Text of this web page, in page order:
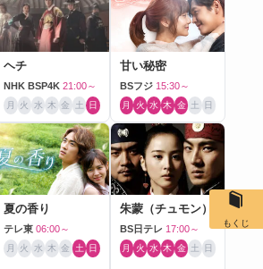
ヘチ
NHK BSP4K 21:00～
月 火 水 木 金 土 日
甘い秘密
BSフジ 15:30～
月 火 水 木 金 土 日
夏の香り
テレ東 06:00～
月 火 水 木 金 土 日
朱蒙（チュモン）
BS日テレ 17:00～
月 火 水 木 金 土 日
もくじ